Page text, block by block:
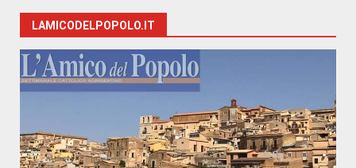
LAMICODELPOPOLO.IT